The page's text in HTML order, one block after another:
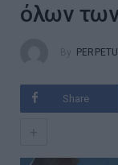
όλων
Share